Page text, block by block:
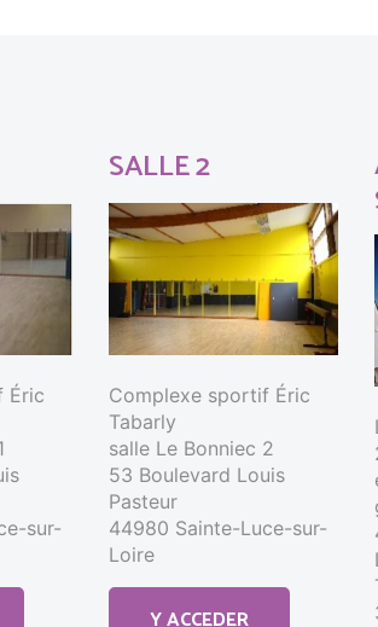
Éric
sur-
SALLE 2
Complexe sportif Éric
Tabarly
salle Le Bonniec 2
53 Boulevard Louis
Pasteur
44980 Sainte-Luce-sur-
Loire
Y ACCEDER